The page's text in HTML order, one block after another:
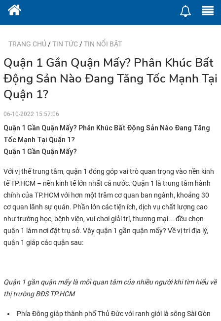
TRANG CHỦ /TIN TỨC /TIN NỔI BẬT
Quận 1 Gần Quận Mấy? Phân Khúc Bất
Động Sản Nào Đang Tăng Tốc Mạnh Tại
Quận 1?
06-10-2022 15:57:06
Quận 1 Gần Quận Mấy? Phân Khúc Bất Động Sản Nào Đang Tăng
Tốc Mạnh Tại Quận 1?
Quận 1 Gần Quận Mấy?
Với vị thế trung tâm, quận 1 đóng góp vai trò quan trọng vào nền kinh
tế TP.HCM – nền kinh tế lớn nhất cả nước. Quận 1 là trung tâm hành
chính của TP.HCM với hơn một trăm cơ quan ban ngành, khoảng 30
cơ quan lãnh sự quán. Phần lớn các tiện ích, dịch vụ chất lượng cao
như trường học, bệnh viện, vui chơi giải trí, thương mại... đều chọn
quận 1 làm nơi đặt trụ sở. Vậy quận 1 gần quận mấy? Về vị trí địa lý,
quận 1 giáp các quận sau:
Quận 1 gần quận mấy là mối quan tâm của nhiều người khi tìm hiểu về
thị trường BĐS TP.HCM
Phía Đông giáp thành phố Thủ Đức với ranh giới là sông Sài Gòn